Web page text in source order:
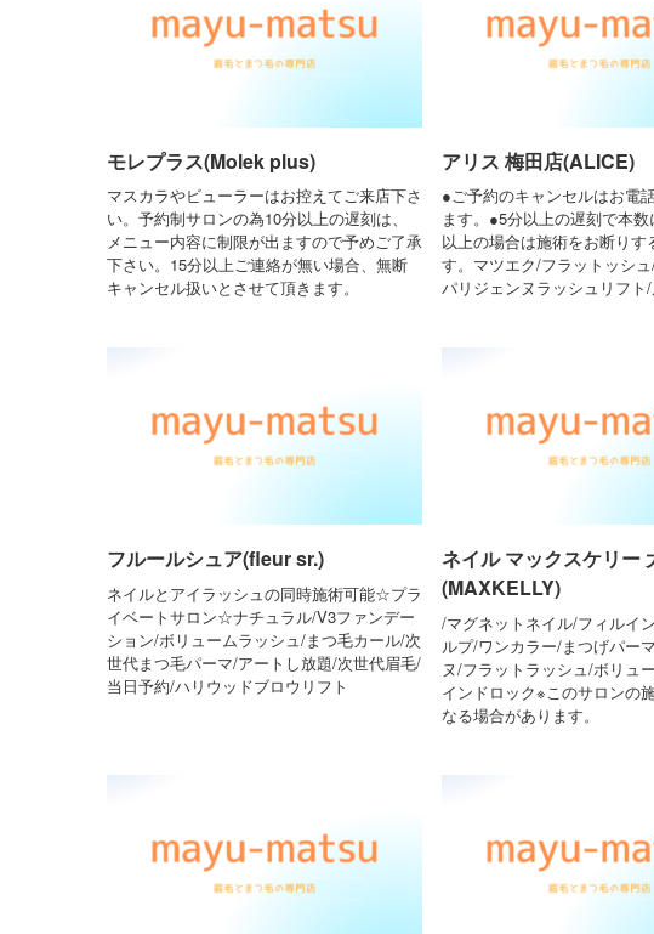
モレプラス(Molek plus)
マスカラやビューラーはお控えてご来店下さ
い。予約制サロンの為10分以上の遅刻は、
メニュー内容に制限が出ますので予めご了承
下さい。15分以上ご連絡が無い場合、無断
キャンセル扱いとさせて頂きます。
アリス 梅田店(ALICE)
●ご予約のキャンセルはお電
ます。●5分以上の遅刻で本
以上の場合は施術をお断りす
す。マツエク/フラットッシ
パリジェンヌラッシュリフト
フルールシュア(fleur sr.)
ネイルとアイラッシュの同時施術可能☆プラ
イベートサロン☆ナチュラル/V3ファンデー
ション/ボリュームラッシュ/まつ毛カール/次
世代まつ毛パーマ/アートし放題/次世代眉毛/
当日予約/ハリウッドブロウリフト
ネイル マックスケリー
(MAXKELLY)
/マグネットネイル/フィルイ
ルプ/ワンカラー/まつげパー
ヌ/フラットラッシュ/ボリュ
インドロック※このサロンの
なる場合があります。